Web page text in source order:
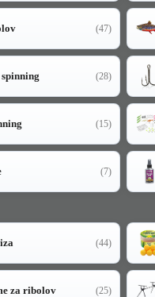
(47)
(28)
(15)
(7)
(44)
za ribolov (25)